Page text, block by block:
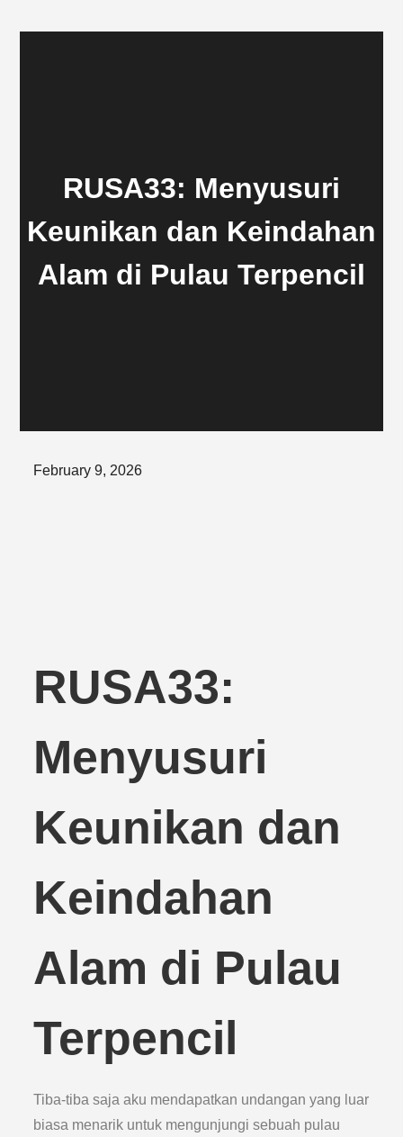
RUSA33: Menyusuri
Keunikan dan Keindahan
Alam di Pulau Terpencil
Posted
February 9, 2026
RUSA33:
Menyusuri
Keunikan dan
Keindahan
Alam di Pulau
Terpencil
Tiba-tiba saja aku mendapatkan undangan yang luar
biasa menarik untuk mengunjungi sebuah pulau